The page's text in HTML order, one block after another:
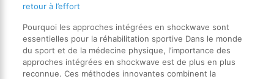
retour à l’effort
Pourquoi les approches intégrées en shockwave sont
essentielles pour la réhabilitation sportive Dans le monde
du sport et de la médecine physique, l’importance des
approches intégrées en shockwave est de plus en plus
reconnue. Ces méthodes innovantes combinent la